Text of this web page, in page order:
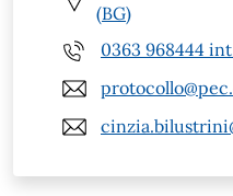
(BG)
0363 968444